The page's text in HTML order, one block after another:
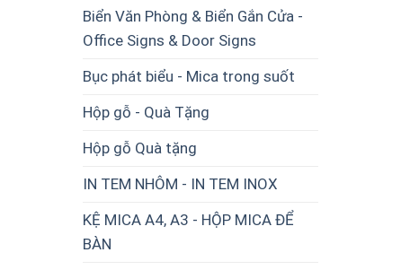
Biển Văn Phòng & Biển Gắn Cửa -
Office Signs & Door Signs
Bục phát biểu - Mica trong suốt
Hộp gỗ - Quà Tặng
Hộp gỗ Quà tặng
IN TEM NHÔM - IN TEM INOX
KỆ MICA A4, A3 - HỘP MICA ĐỂ
BÀN